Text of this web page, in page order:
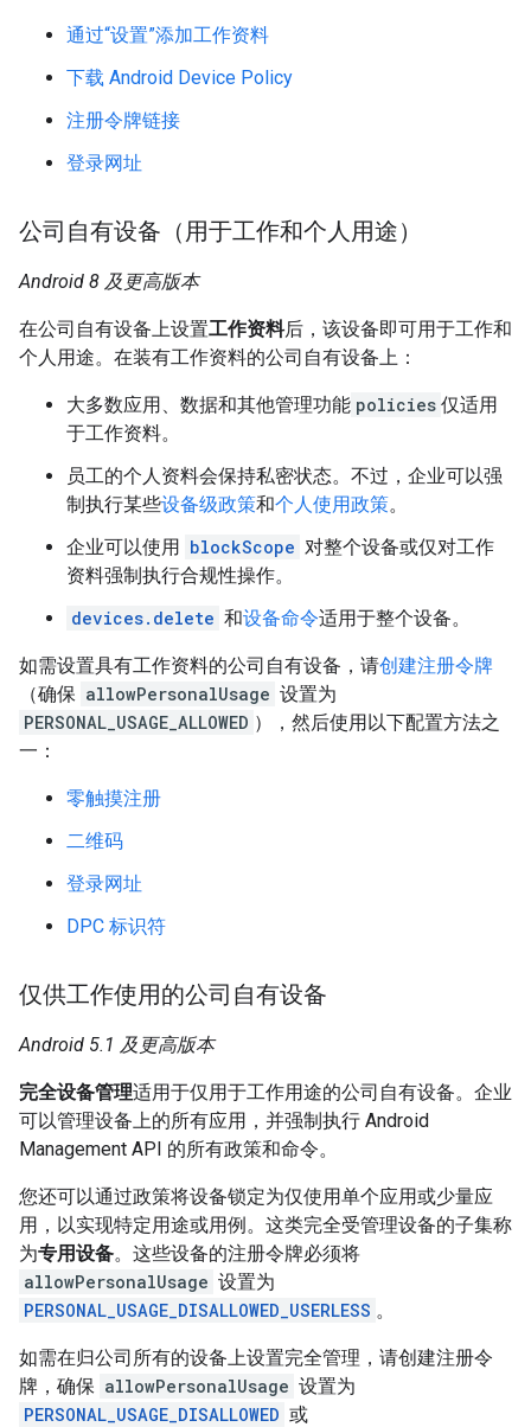
通过“设置”添加工作资料
下载 Android Device Policy
注册令牌链接
登录网址
公司自有设备（用于工作和个人用途）
Android 8 及更高版本
在公司自有设备上设置工作资料后，该设备即可用于工作和
个人用途。在装有工作资料的公司自有设备上：
大多数应用、数据和其他管理功能 policies 仅适用
于工作资料。
员工的个人资料会保持私密状态。不过，企业可以强
制执行某些设备级政策和个人使用政策。
企业可以使用 blockScope 对整个设备或仅对工作
资料强制执行合规性操作。
devices.delete 和设备命令适用于整个设备。
如需设置具有工作资料的公司自有设备，请创建注册令牌
（确保 allowPersonalUsage 设置为
PERSONAL_USAGE_ALLOWED ），然后使用以下配置方法之
一：
零触摸注册
二维码
登录网址
DPC 标识符
仅供工作使用的公司自有设备
Android 5.1 及更高版本
完全设备管理适用于仅用于工作用途的公司自有设备。企业
可以管理设备上的所有应用，并强制执行 Android
Management API 的所有政策和命令。
您还可以通过政策将设备锁定为仅使用单个应用或少量应
用，以实现特定用途或用例。这类完全受管理设备的子集称
为专用设备。这些设备的注册令牌必须将
allowPersonalUsage 设置为
PERSONAL_USAGE_DISALLOWED_USERLESS 。
如需在归公司所有的设备上设置完全管理，请创建注册令
牌，确保 allowPersonalUsage 设置为
PERSONAL_USAGE_DISALLOWED 或